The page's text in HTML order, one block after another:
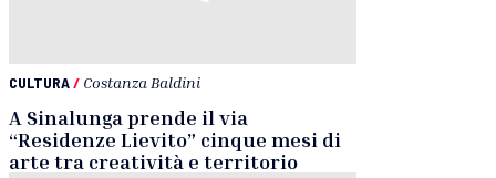
CULTURA/ Costanza Baldini
A Sinalunga prende il via
“Residenze Lievito” cinque mesi di
arte tra creatività e territorio